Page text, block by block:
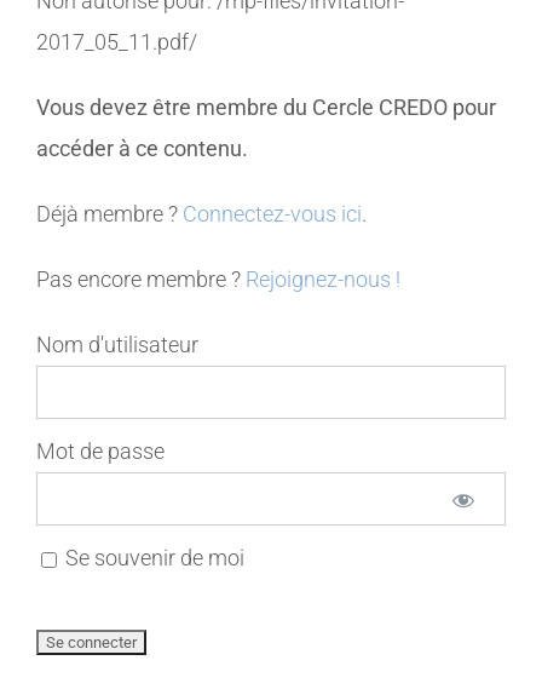
MEMBRES
CONTACT
2017_05_11.pdf/
Vous devez être membre du Cercle CREDO pour
accéder à ce contenu.
Déjà membre ? Connectez-vous ici.
Pas encore membre ? Rejoignez-nous !
Nom d'utilisateur
Mot de passe
Se souvenir de moi